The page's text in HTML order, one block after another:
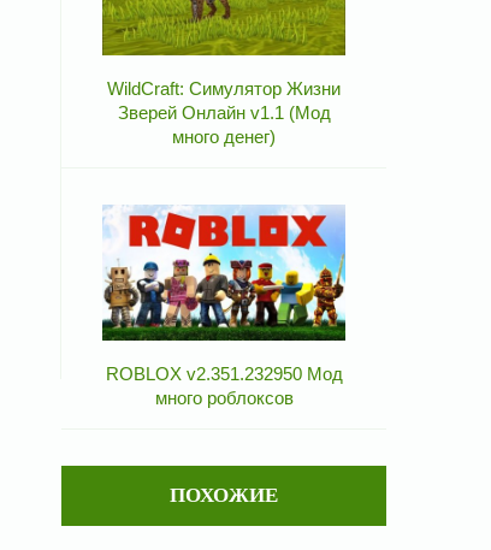
WildCraft: Симулятор Жизни
Зверей Онлайн v1.1 (Мод
много денег)
ROBLOX v2.351.232950 Мод
много роблоксов
ПОХОЖИЕ